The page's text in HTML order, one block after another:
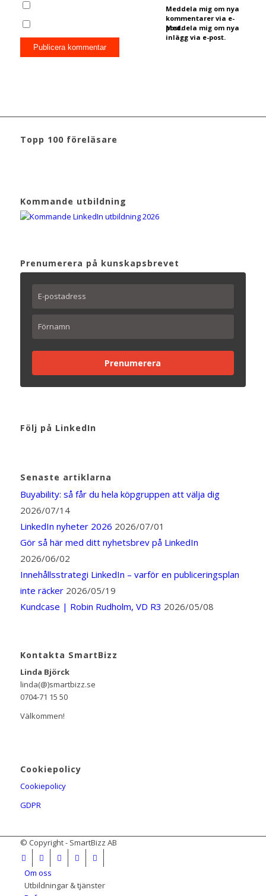
Meddela mig om nya
kommentarer via e-
post.
Meddela mig om nya
inlägg via e-post.
Topp 100 föreläsare
Kommande utbildning
Prenumerera på kunskapsbrevet
Prenumerera
Följ på LinkedIn
Senaste artiklarna
Buyability: så får du hela köpgruppen att välja dig
2026/07/14
LinkedIn nyheter 2026 2026/07/01
Gör så här med ditt nyhetsbrev på LinkedIn
2026/06/02
Innehållsstrategi LinkedIn – varför en publiceringsplan
inte räcker 2026/05/19
Kundcase | Robin Rudholm, VD R3 2026/05/08
Kontakta SmartBizz
Linda Björck
linda(@)smartbizz.se
0704-71 15 50
Välkommen!
Cookiepolicy
Cookiepolicy
GDPR
© Copyright - SmartBizz AB
Om oss
Utbildningar & tjänster